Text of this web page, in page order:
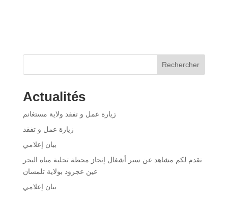
Rechercher
Actualités
زيارة عمل و تفقد ولاية مستغانم
زيارة عمل و تفقد
بيان إعلامي
نقدم لكم مشاهد عن سير أشغال إنجاز محطة تحلية مياه البحر
عين عجرود بولاية تلمسان
بيان إعلامي